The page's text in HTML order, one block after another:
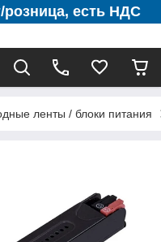
розница, есть НДС
ленты / блоки питания